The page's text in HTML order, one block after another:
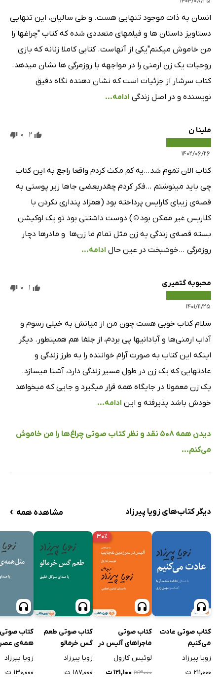
انسان به ذات موجود تنهایی هست. و طی سالیان، این تنهایی
دستاویز داستان ها و فیلمهای متعددی شده که کتاب "چراغها را
من خاموش میکنم"یکی از آنهاست. کتابی کاملا زنانه که بازی
روحیات یک زن ارمنی را در مواجهه با روزمرگی ها نشان میدهد.
کتاب سرشار از جزئیات است که نشان دهنده نگاه دقیق
نویسنده و در اصل زندگی ادامه...
ملینا ن
۱۴۰۲/۰۶/۲۶
2
0
کتاب الان تموم شد…یه کم مکث کردم واقعا راجع به این کتاب
چی باید مینوشتم …فکر کردم چقدربعضی جاها زیر پوستی به
قصه‌ی زیبای کارایس پرداخته بود (همزاد پنداری نکردن با
کلاریس غیر ممکن بود☺️) دوست داشتنی بود تو یک لوکیشن
بسته قصه‌ی زندگی یه زن مثل تمام ما زن‌ها ‌ و مادرها دچار
روزمرگی …خوشبخت در عین حال ادامه...
محبوبه گتمیری
۱۴۰۱/۱۱/۲۵
1
0
سلام کتاب خوبی هست چون من از میانش به خیلی رسوم و
آداب ارمنی‌ها و آبادانیها پی بردم، از جلفا هم همینطور. دیگر
اینکه این کتاب به صورت آرام خواننده را به طرز زندگی و
عادتهایی که یک زن در طول مسیر زندگی دارد، آشنا میسازد.
یک زن معمولا در جایگاه همه قرار میگیرد و جایی که میخواهد
خودش باشد پذیرفته و این ادامه...
دیدن همه 508 نقد و نظر کتاب صوتی چراغ‌ها را من خاموش
می‌کنم...
دیگر کتاب‌های زویا پیرزاد مشاهده همه ›
کتاب صوتی عادت
می‌کنیم
زویا پیرزاد
۲۱۱,۰۰۰ ت
۳۰٪
کتاب صوتی
ماجراهای آلیس در
سرزمین عجایب
لوئیس کارول
۱۷۳۰۰۰ ۱۲۱,۱۰۰ ت
کتاب صوتی طعم
گس خرمالو
زویا پیرزاد
۱۸۷,۰۰۰ ت
کتاب
همه‌ی
زویا پیرزاد
۱۳۰,۰۰۰ ت